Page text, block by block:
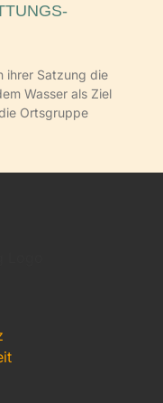
ihrer Satzung die
Wasser als Ziel
Ortsgruppe